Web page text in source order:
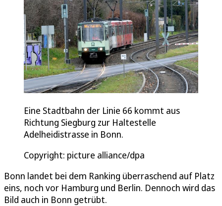
Eine Stadtbahn der Linie 66 kommt aus
Richtung Siegburg zur Haltestelle
Adelheidistrasse in Bonn.
Copyright: picture alliance/dpa
Bonn landet bei dem Ranking überraschend auf Platz
eins, noch vor Hamburg und Berlin. Dennoch wird das
Bild auch in Bonn getrübt.